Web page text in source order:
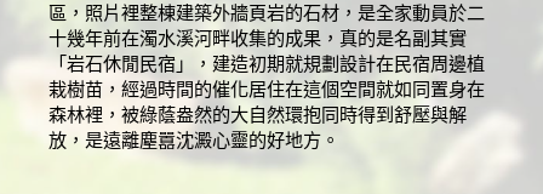
區，照片裡整棟建築外牆頁岩的石材，是全家動員於二
十幾年前在濁水溪河畔收集的成果，真的是名副其實
「岩石休閒民宿」，建造初期就規劃設計在民宿周邊植
栽樹苗，經過時間的催化居住在這個空間就如同置身在
森林裡，被綠蔭盎然的大自然環抱同時得到舒壓與解
放，是遠離塵囂沈澱心靈的好地方。